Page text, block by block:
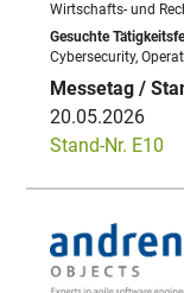
Wirtschafts- und
Cybersecurity,
20.05.2026
Stand-Nr. E10